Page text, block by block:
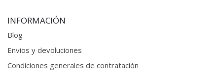
INFORMACIÓN
Blog
Envios y devoluciones
Condiciones generales de contratación